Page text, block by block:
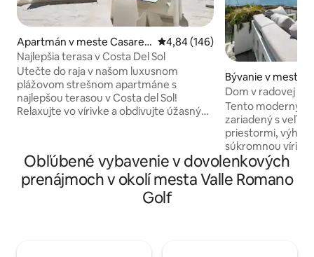
Apartmán v meste Casares
del Mar
Priemerné ohodnotenie 4,84 z
4,84 (146)
Najlepšia terasa v Costa Del Sol
Utečte do raja v našom luxusnom
plážovom strešnom apartmáne s
najlepšou terasou v Costa del Sol!
Relaxujte vo vírivke a obdivujte úžasný
moderný a štýlový apartmán môže
pochváliť plne vybavenou kuchyňou,
útulným obývacím priestorom a
pohodlnými spálňami. Vychutnajte si to
Bývanie v meste
Dom v radovej
komunite
Tento moderný
zariadený s
priestormi,
súkromnou
jednej z
hviezdičkových
neďaleko
Obľúbené vybavenie v dovolenkových
prenájmoch v okolí mesta Valle Romano
Golf